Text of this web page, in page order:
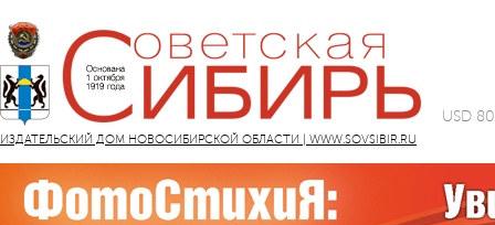
ИЗДАТЕЛЬСКИЙ ДОМ НОВОСИБИРСКОЙ ОБЛАСТИ | WWW.SOVSIBIR.RU
USD